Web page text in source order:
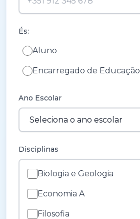
És:
Aluno
Encarregado de Educação
Ano Escolar
Disciplinas
Biologia e Geologia
Economia A
Filosofia